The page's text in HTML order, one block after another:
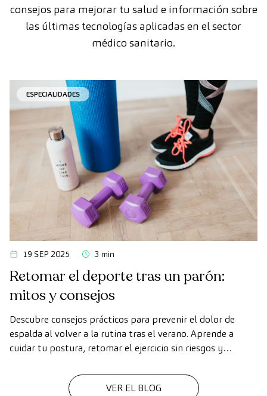
consejos para mejorar tu salud e información sobre
las últimas tecnologías aplicadas en el sector
médico sanitario.
ESPECIALIDADES
19 SEP 2025 3 min
Retomar el deporte tras un parón:
mitos y consejos
Descubre consejos prácticos para prevenir el dolor de
espalda al volver a la rutina tras el verano. Aprende a
cuidar tu postura, retomar el ejercicio sin riesgos y
VER EL BLOG